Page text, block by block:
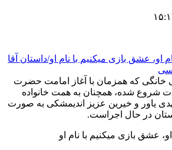
خانگی که همزمان با آغاز امامت حضرت
شروع شده، همچنان به همت خانواده
یاور و خیرین عزیز اندیمشکی به صورت
در حال اجراست.
عشق بازی میکنیم با نام او